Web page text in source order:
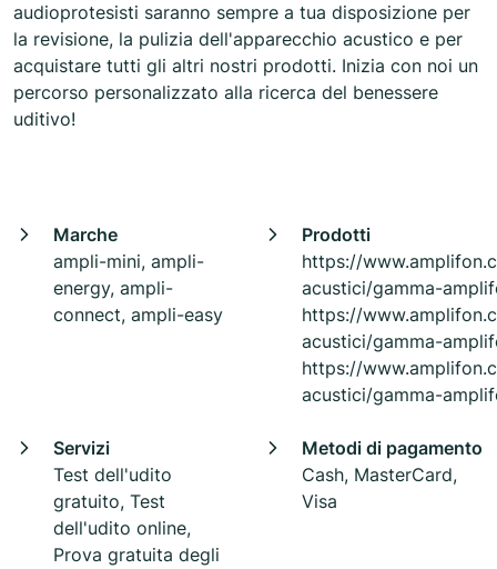
audioprotesisti saranno sempre a tua disposizione per
la revisione, la pulizia dell'apparecchio acustico e per
acquistare tutti gli altri nostri prodotti. Inizia con noi un
percorso personalizzato alla ricerca del benessere
uditivo!
Marche
ampli-mini, ampli-
energy, ampli-
connect, ampli-easy
Prodotti
https://
acustici/gamma-
https://
acustici/gamma-
https://
acustici/gamma-
Servizi
Test dell'udito
gratuito, Test
dell'udito online,
Prova gratuita degli
Metodi di pagamento
Cash, MasterCard,
Visa